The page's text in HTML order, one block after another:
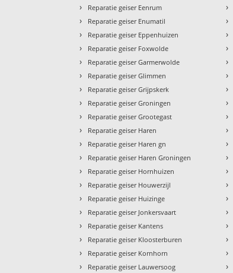
› Reparatie geiser Eenrum
› Reparatie geiser Enumatil
› Reparatie geiser Eppenhuizen
› Reparatie geiser Foxwolde
› Reparatie geiser Garmerwolde
› Reparatie geiser Glimmen
› Reparatie geiser Grijpskerk
› Reparatie geiser Groningen
› Reparatie geiser Grootegast
› Reparatie geiser Haren
› Reparatie geiser Haren gn
› Reparatie geiser Haren Groningen
› Reparatie geiser Hornhuizen
› Reparatie geiser Houwerzijl
› Reparatie geiser Huizinge
› Reparatie geiser Jonkersvaart
› Reparatie geiser Kantens
› Reparatie geiser Kloosterburen
› Reparatie geiser Kornhorn
› Reparatie geiser Lauwersoog
›
›
›
›
›
›
›
›
›
›
›
›
›
›
›
›
›
›
›
›